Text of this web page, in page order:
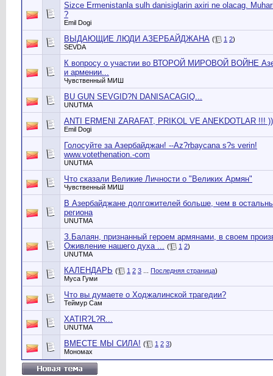
Sizce Ermenistanla sulh danisiglarin axiri ne olacag.
?
Emil Dogi
ВЫДАЮЩИЕ ЛЮДИ АЗЕРБАЙДЖАНА ( 1 2)
SEVDA
К вопросу о участии во ВТОРОЙ МИРОВОЙ ВОЙНЕ
и армении...
Чувственный МИШ
BU GUN SEVGID?N DANISACAGIQ...
UNUTMA
ANTI ERMENI ZARAFAT, PRIKOL VE ANEKDOTLAR !!!
Emil Dogi
Голосуйте за Азербайджан! --Az?rbaycana s?s verin!
www.votethenation.-com
UNUTMA
Что сказали Великие Личности о "Великих Армян"
Чувственный МИШ
В Азербайджане долгожителей больше, чем в
региона
UNUTMA
З.Балаян, признанный героем армянами, в своем
Оживление нашего духа ... ( 1 2)
UNUTMA
КАЛЕНДАРЬ ( 1 2 3 Последняя страница)
Муса Гуми
Что вы думаете о Ходжалинской трагедии?
Теймур Сам
XATIR?L?R...
UNUTMA
ВМЕСТЕ МЫ СИЛА! ( 1 2 3)
Мономах